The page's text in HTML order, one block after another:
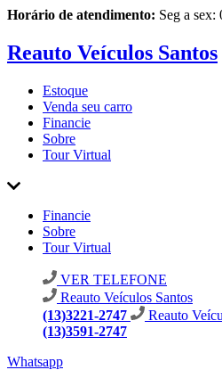
Horário de atendimento: Seg a sex:
Reauto Veículos Santos
Estoque
Venda seu carro
Financie
Sobre
Tour Virtual
Financie
Sobre
Tour Virtual
VER TELEFONE
Reauto Veículos Santos
(13)3221-2747
Reauto
(13)3591-2747
Whatsapp